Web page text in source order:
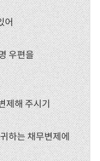
어
우편을
제해 주시기
하는 채무변제에